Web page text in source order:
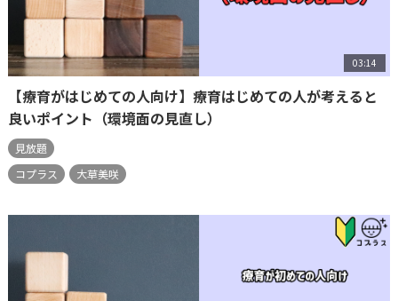
03:14
【療育がはじめての人向け】療育はじめての人が考えると
良いポイント（環境面の見直し）
見放題
コプラス
大草美咲